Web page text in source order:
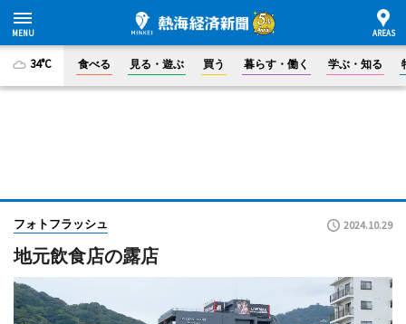
34°C 食べる 見る・遊ぶ 買う 暮らす・働く 学ぶ・知る
フォトフラッシュ 2024.10.29
地元飲食店の露店